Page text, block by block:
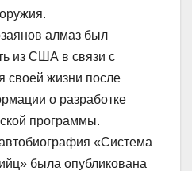
алмаз был
из США в связи с
своей жизни после
о разработке
программы.
«Система
была опубликована